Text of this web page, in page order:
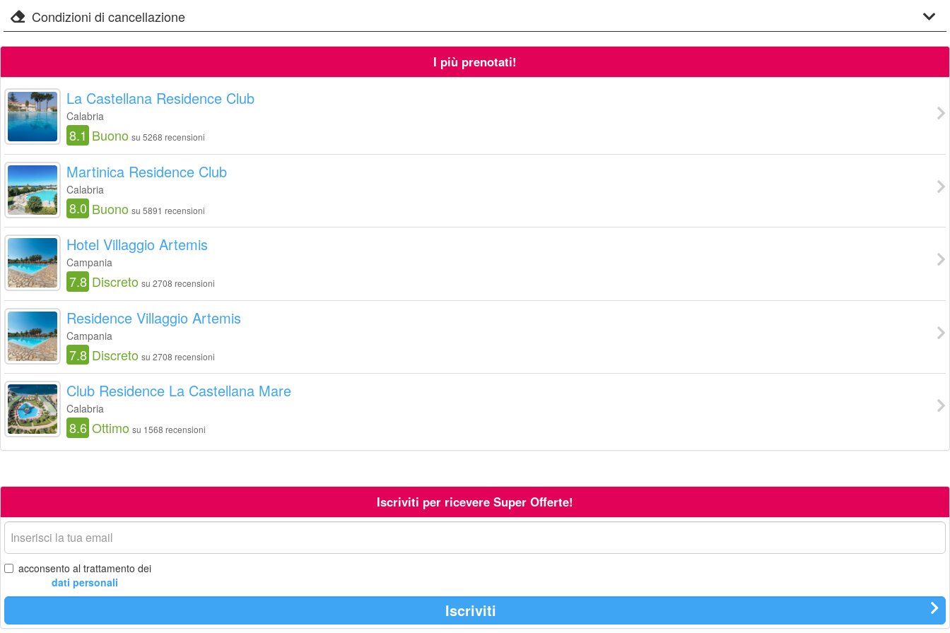
Condizioni di cancellazione
I più prenotati!
La Castellana Residence Club
Calabria
8.1 Buono su 5268 recensioni
Martinica Residence Club
Calabria
8.0 Buono su 5891 recensioni
Hotel Villaggio Artemis
Campania
7.8 Discreto su 2708 recensioni
Residence Villaggio Artemis
Campania
7.8 Discreto su 2708 recensioni
Club Residence La Castellana Mare
Calabria
8.6 Ottimo su 1568 recensioni
Iscriviti per ricevere Super Offerte!
La
tua
email
acconsento al trattamento dei
dati personali
Iscriviti